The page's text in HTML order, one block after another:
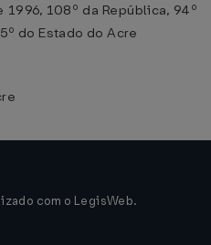
108º da República, 94º
do Estado do Acre
com o LegisWeb.